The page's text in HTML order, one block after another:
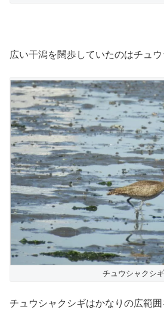
広い干潟を闊歩していたのはチュウ
チュウシャクシギ
チュウシャクシギはかなりの広範